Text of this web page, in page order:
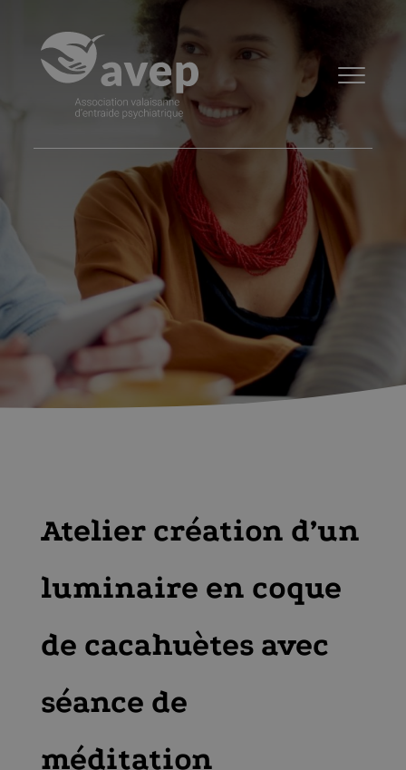
Atelier création d’un
luminaire en coque
de cacahuètes avec
séance de
méditation